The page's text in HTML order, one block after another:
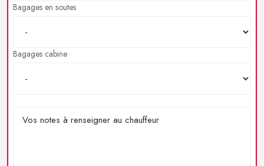
Bagages en soutes
Bagages cabine